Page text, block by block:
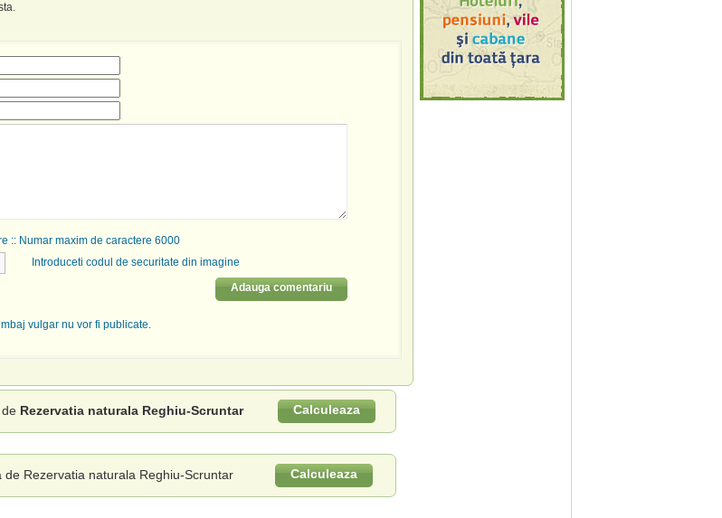
:: Numar maxim de caractere 6000
Introduceti codul de securitate din imagine
Adauga comentariu
vulgar nu vor fi publicate.
Rezervatia naturala Reghiu-Scruntar Calculeaza
de Rezervatia naturala Reghiu-Scruntar Calculeaza